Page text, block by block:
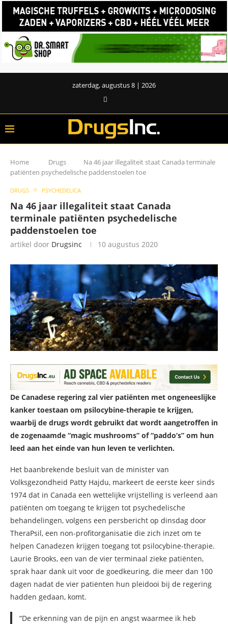
zaterdag, augustus 8 | 2026
Home Drugs
Na 46 jaar illegaliteit staat Canada terminale
patiënten psychedelische paddenstoelen toe
DRUGS PSYCHEDELICA
Na 46 jaar illegaliteit staat Canada
terminale patiënten psychedelische
paddenstoelen toe
artikel door Drugsinc 10 augustus 2020
De Canadese regering zal vier patiënten met ongeneeslijke
kanker toestaan om psilocybine-therapie te krijgen,
waarbij de drugs wordt gebruikt dat wordt aangetroffen in
de zogenaamde “magic mushrooms” of “paddo’s” om hun
leed aan het einde van hun leven te verlichten.
Het baanbrekende besluit van de minister van
Volksgezondheid Patty Hajdu, markeert de eerste keer sinds
1974 dat in Canada een wettelijke vrijstelling is verleend aan
patiënten om toegang te krijgen tot psychedelische
behandelingen, volgens een persbericht op dinsdag door
TheraPsil, een non-profitorganisatie die zich inzet om te
helpen Canadezen krijgen toegang tot psilocybine-therapie.
Laurie Brooks, een van de vier terminaal zieke patiënten,
sprak haar dank uit voor de goedkeuring, die meer dan 100
dagen nadat de vier patiënten hun pleidooi bij de regering
hadden gedaan, komt.
“De erkenning van de pijn en angst waarmee ik heb